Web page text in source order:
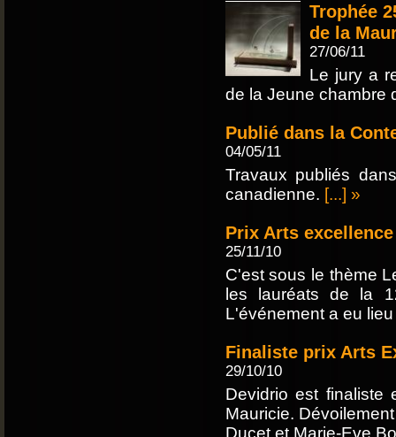
Trophée
de la
27/06/11
Le jury a
de la Jeune chambre
Publié dans la
04/05/11
Travaux publiés
canadienne. [...] »
Prix Arts excellence
25/11/10
C'est sous le thème
les lauréats de la
L'événement a eu
Finaliste prix Arts
29/10/10
Devidrio est finaliste
Mauricie.
Ducet et Marie-Eve